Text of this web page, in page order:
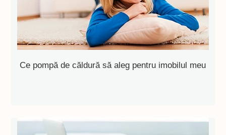
Ce pompă de căldură să aleg pentru imobilul meu